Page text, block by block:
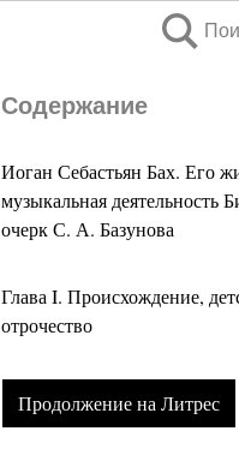
Содержание
Иоган Себастьян Бах. Его
музыкальная деятельность
очерк С. А. Базунова
Глава I. Происхождение,
отрочество
Продолжение на Литрес